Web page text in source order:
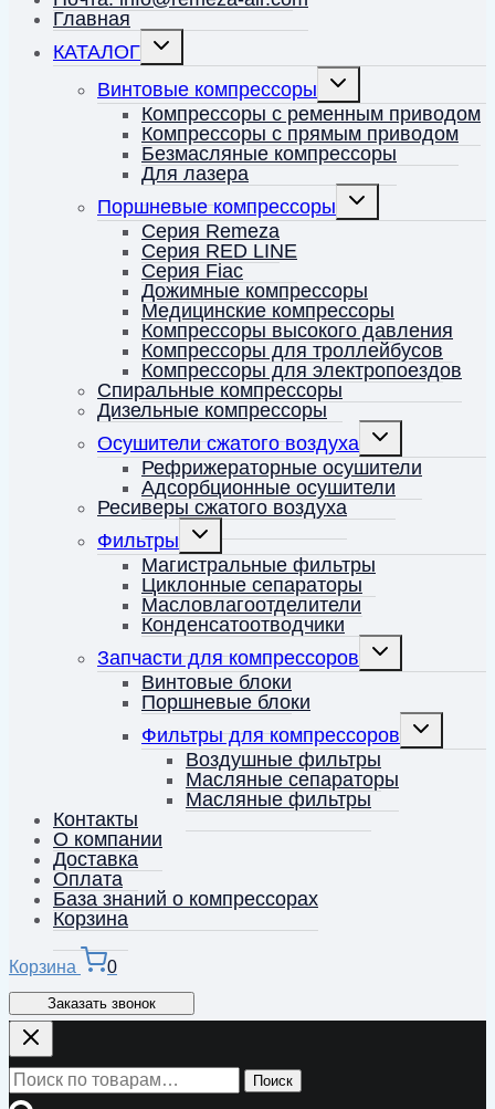
Главная
КАТАЛОГ
Переключить
Винтовые компрессоры
Переключить
меню
Компрессоры с ременным приводом
Компрессоры с прямым приводом
Безмасляные компрессоры
Для лазера
Поршневые компрессоры
Переключить
Серия Remeza
Серия RED LINE
Серия Fiac
Дожимные компрессоры
Медицинские компрессоры
Компрессоры высокого давления
Компрессоры для троллейбусов
Компрессоры для электропоездов
Спиральные компрессоры
Дизельные компрессоры
Осушители сжатого воздуха
Переключить
меню
Рефрижераторные осушители
Адсорбционные осушители
Ресиверы сжатого воздуха
Фильтры
Переключить
дочернее
меню
Магистральные фильтры
Циклонные сепараторы
Масловлагоотделители
Конденсатоотводчики
Запчасти для компрессоров
Переключить
Винтовые блоки
Поршневые блоки
Фильтры для компрессоров
Переключить
Воздушные фильтры
Масляные сепараторы
Масляные фильтры
Контакты
О компании
Доставка
Оплата
База знаний о компрессорах
Корзина
Корзина 0
Заказать звонок
Искать: Поиск